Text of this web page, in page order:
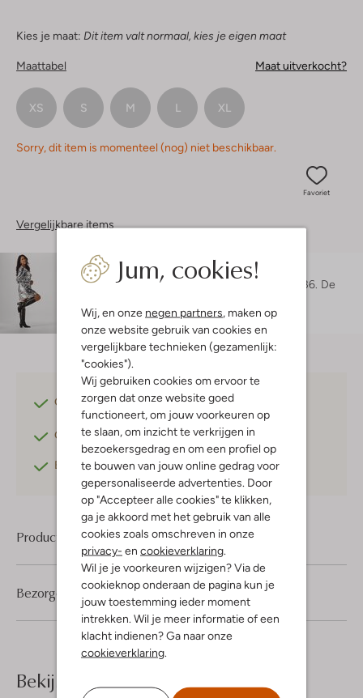
Jum, cookies!
Wij, en onze negen partners, maken op
onze website gebruik van cookies en
vergelijkbare technieken (gezamenlijk:
"cookies").
Wij gebruiken cookies om ervoor te
zorgen dat onze website goed
functioneert, om jouw voorkeuren op
te slaan, om inzicht te verkrijgen in
bezoekersgedrag en om een profiel op
te bouwen van jouw online gedrag voor
gepersonaliseerde advertenties. Door
op "Accepteer alle cookies" te klikken,
ga je akkoord met het gebruik van alle
cookies zoals omschreven in onze
privacy- en cookieverklaring.
Wil je je voorkeuren wijzigen? Via de
cookieknop onderaan de pagina kun je
jouw toestemming ieder moment
intrekken. Wil je meer informatie of een
klacht indienen? Ga naar onze
cookieverklaring.
Kies je maat: Dit item valt normaal, kies je eigen maat
Maattabel Maat uitverkocht?
XS S M L XL
Sorry, dit item is momenteel (nog) niet beschikbaar.
Favoriet
Vergelijkbare items
Maatadvies
Maruschka is 1 meter 72 lang en draagt maat 36. De
Gratis verzendingvanaf €75,-
Gratis retournerenbinnen 30 dagen*
Betaal achterafmet Klarna
Product informatie
Bezorgen & retourneren
Bekijk meer